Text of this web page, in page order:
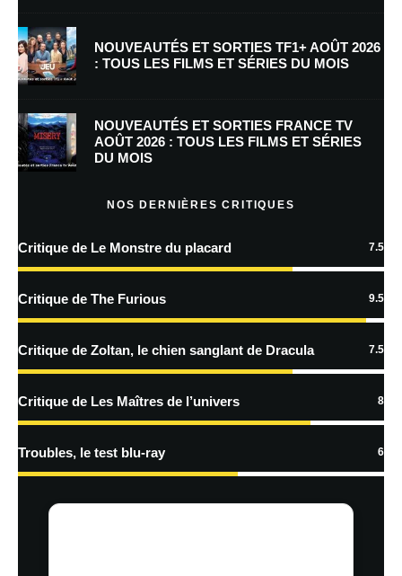
Enregistrer mon nom, mon e-mail et mon site dans le navigateur pour
mon prochain commentaire.
Prévenez-moi de tous les nouveaux commentaires par e-mail.
En savoir
traitées
NOUVEAUTÉS ET SORTIES TF1+ AOÛT 2026
: TOUS LES FILMS ET SÉRIES DU MOIS
NOUVEAUTÉS ET SORTIES FRANCE TV
AOÛT 2026 : TOUS LES FILMS ET SÉRIES
DU MOIS
NOS DERNIÈRES CRITIQUES
Critique de Le Monstre du placard 7.5
Critique de The Furious 9.5
Critique de Zoltan, le chien sanglant de Dracula 7.5
Critique de Les Maîtres de l’univers 8
Troubles, le test blu-ray 6